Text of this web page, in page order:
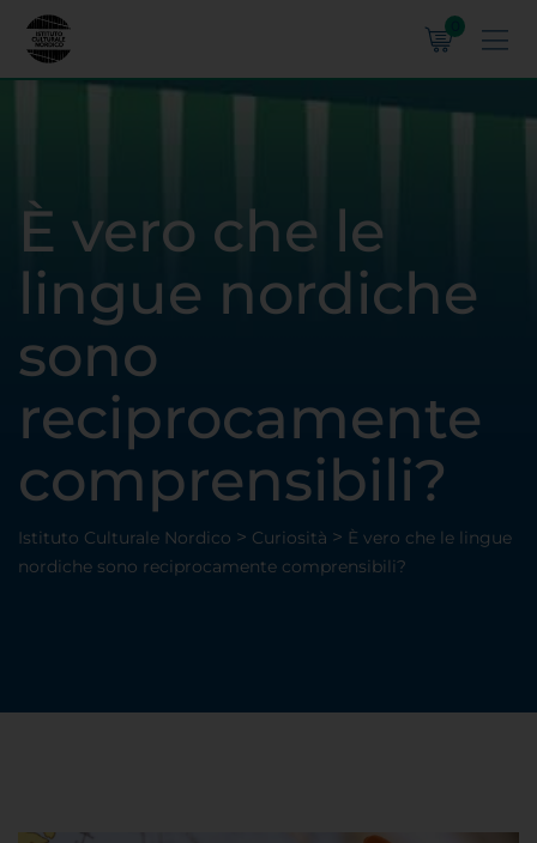
È vero che le
lingue nordiche
sono
reciprocamente
comprensibili?
Istituto Culturale Nordico > Curiosità > È vero che le lingue
nordiche sono reciprocamente comprensibili?